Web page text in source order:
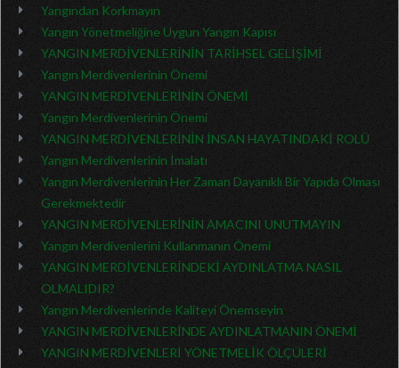
Yangından Korkmayın
Yangın Yönetmeliğine Uygun Yangın Kapısı
YANGIN MERDİVENLERİNİN TARİHSEL GELİŞİMİ
Yangın Merdivenlerinin Önemi
YANGIN MERDİVENLERİNİN ÖNEMİ
Yangın Merdivenlerinin Önemi
YANGIN MERDİVENLERİNİN İNSAN HAYATINDAKİ ROLÜ
Yangın Merdivenlerinin İmalatı
Yangın Merdivenlerinin Her Zaman Dayanıklı Bir Yapıda Olması
Gerekmektedir
YANGIN MERDİVENLERİNİN AMACINI UNUTMAYIN
Yangın Merdivenlerini Kullanmanın Önemi
YANGIN MERDİVENLERİNDEKİ AYDINLATMA NASIL
OLMALIDIR?
Yangın Merdivenlerinde Kaliteyi Önemseyin
YANGIN MERDİVENLERİNDE AYDINLATMANIN ÖNEMİ
YANGIN MERDİVENLERİ YÖNETMELİK ÖLÇÜLERİ